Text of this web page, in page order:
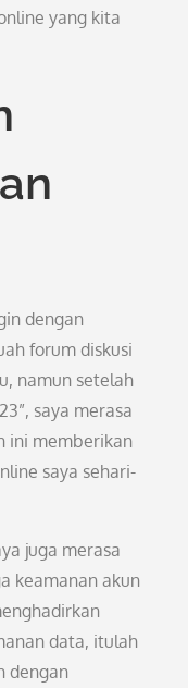
yang kita
dengan
forum diskusi
namun setelah
saya merasa
ini memberikan
saya sehari-
juga merasa
keamanan akun
data, itulah
dengan